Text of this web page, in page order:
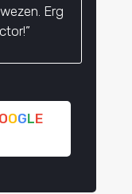
Erg
OOGLE